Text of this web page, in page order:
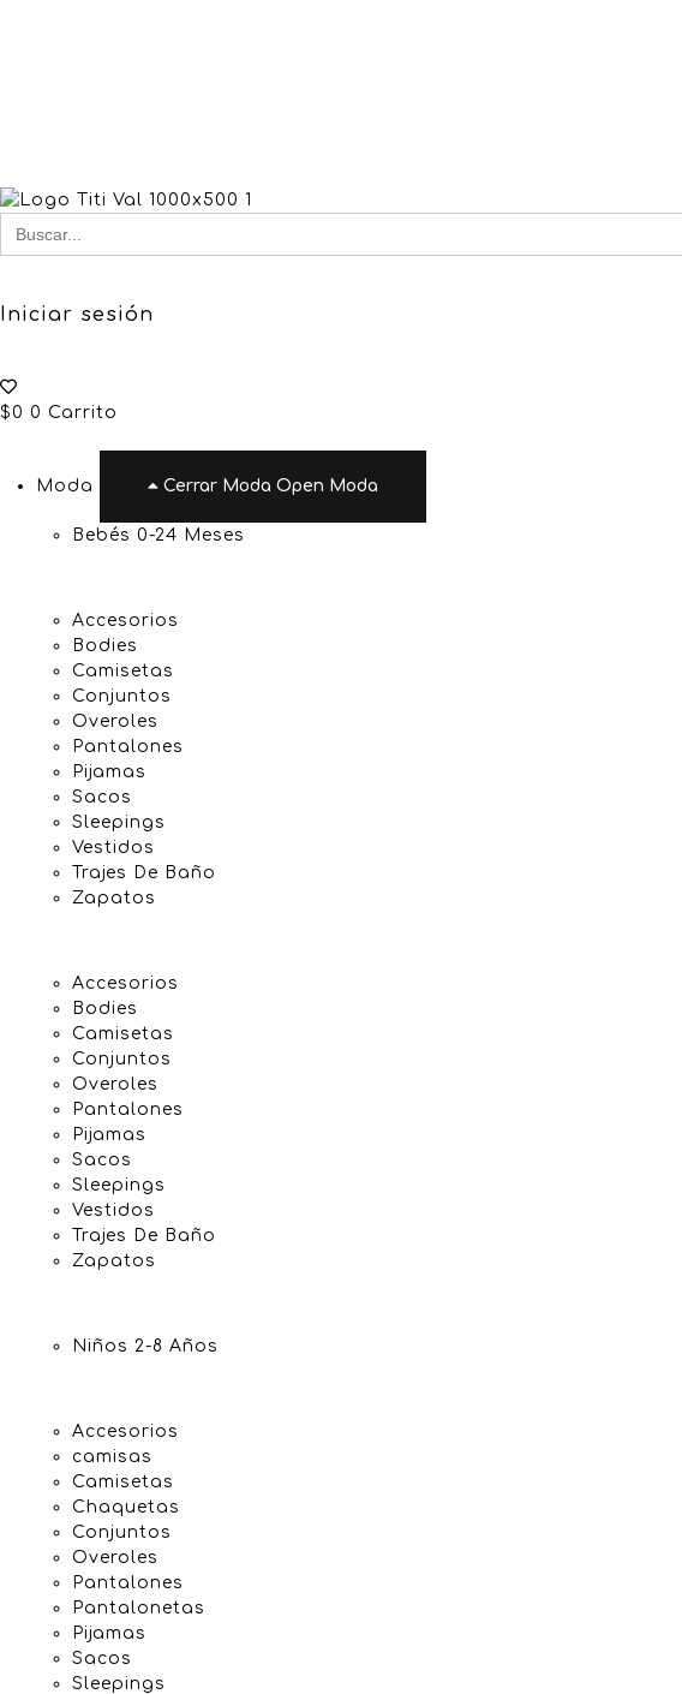
Buscar
for:
Iniciar sesión
$0 0 Carrito
Moda Cerrar Moda Open Moda
Bebés 0-24 Meses
Accesorios
Bodies
Camisetas
Conjuntos
Overoles
Pantalones
Pijamas
Sacos
Sleepings
Vestidos
Trajes De Baño
Zapatos
Accesorios
Bodies
Camisetas
Conjuntos
Overoles
Pantalones
Pijamas
Sacos
Sleepings
Vestidos
Trajes De Baño
Zapatos
Niños 2-8 Años
Accesorios
camisas
Camisetas
Chaquetas
Conjuntos
Overoles
Pantalones
Pantalonetas
Pijamas
Sacos
Sleepings